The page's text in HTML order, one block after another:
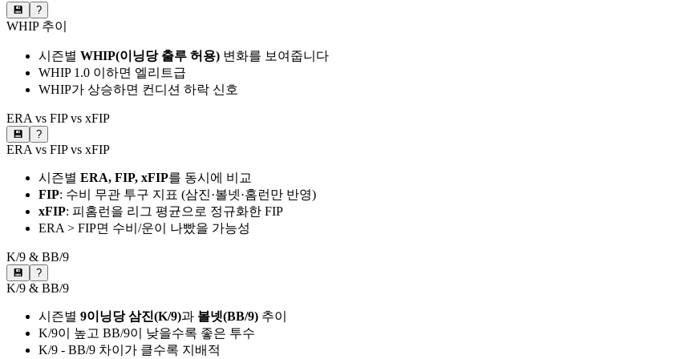
💾 ?
WHIP 추이
시즌별 WHIP(이닝당 출루 허용) 변화를 보여줍니다
WHIP 1.0 이하면 엘리트급
WHIP가 상승하면 컨디션 하락 신호
ERA vs FIP vs xFIP
💾 ?
ERA vs FIP vs xFIP
시즌별 ERA, FIP, xFIP를 동시에 비교
FIP: 수비 무관 투구 지표 (삼진·볼넷·홈런만 반영)
xFIP: 피홈런을 리그 평균으로 정규화한 FIP
ERA > FIP면 수비/운이 나빴을 가능성
K/9 & BB/9
💾 ?
K/9 & BB/9
시즌별 9이닝당 삼진(K/9)과 볼넷(BB/9) 추이
K/9이 높고 BB/9이 낮을수록 좋은 투수
K/9 - BB/9 차이가 클수록 지배적